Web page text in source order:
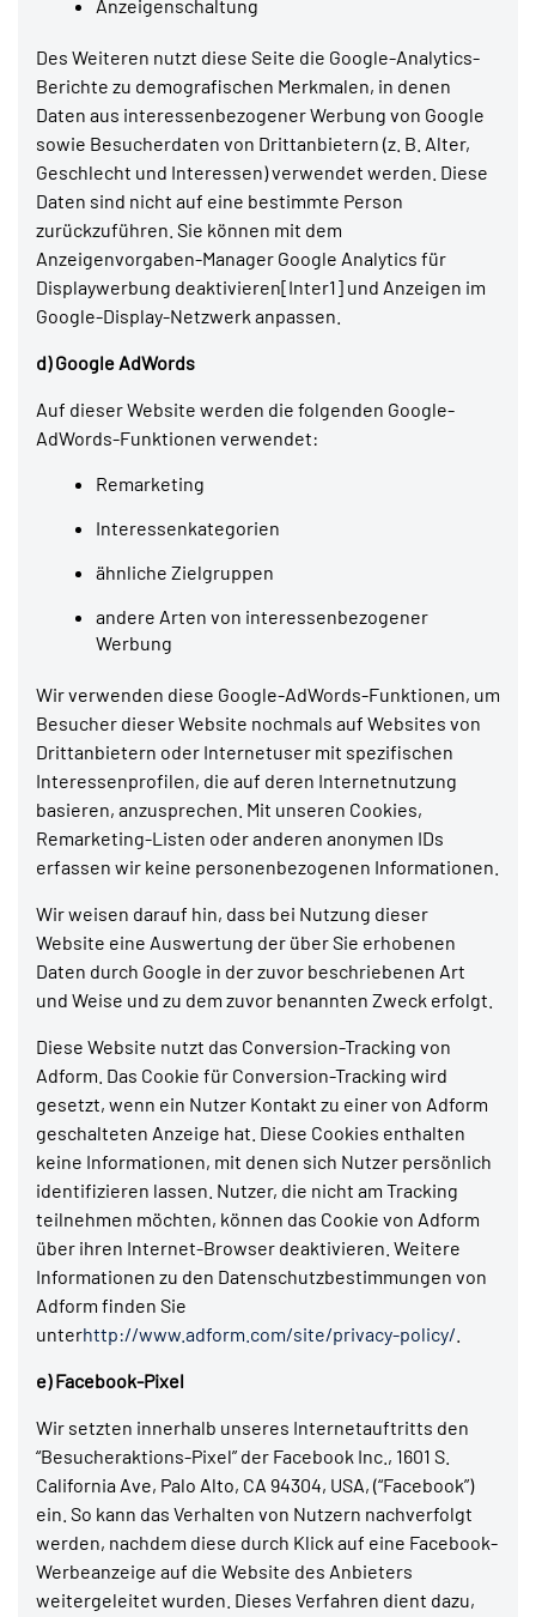
Anzeigenschaltung
Des Weiteren nutzt diese Seite die Google-Analytics-
Berichte zu demografischen Merkmalen, in denen
Daten aus interessenbezogener Werbung von Google
sowie Besucherdaten von Drittanbietern (z. B. Alter,
Geschlecht und Interessen) verwendet werden. Diese
Daten sind nicht auf eine bestimmte Person
zurückzuführen. Sie können mit dem
Anzeigenvorgaben-Manager Google Analytics für
Displaywerbung deaktivieren[Inter1] und Anzeigen im
Google-Display-Netzwerk anpassen.
d) Google AdWords
Auf dieser Website werden die folgenden Google-
AdWords-Funktionen verwendet:
Remarketing
Interessenkategorien
ähnliche Zielgruppen
andere Arten von interessenbezogener
Werbung
Wir verwenden diese Google-AdWords-Funktionen, um
Besucher dieser Website nochmals auf Websites von
Drittanbietern oder Internetuser mit spezifischen
Interessenprofilen, die auf deren Internetnutzung
basieren, anzusprechen. Mit unseren Cookies,
Remarketing-Listen oder anderen anonymen IDs
erfassen wir keine personenbezogenen Informationen.
Wir weisen darauf hin, dass bei Nutzung dieser
Website eine Auswertung der über Sie erhobenen
Daten durch Google in der zuvor beschriebenen Art
und Weise und zu dem zuvor benannten Zweck erfolgt.
Diese Website nutzt das Conversion-Tracking von
Adform. Das Cookie für Conversion-Tracking wird
gesetzt, wenn ein Nutzer Kontakt zu einer von Adform
geschalteten Anzeige hat. Diese Cookies enthalten
keine Informationen, mit denen sich Nutzer persönlich
identifizieren lassen. Nutzer, die nicht am Tracking
teilnehmen möchten, können das Cookie von Adform
über ihren Internet-Browser deaktivieren. Weitere
Informationen zu den Datenschutzbestimmungen von
Adform finden Sie
unterhttp://www.adform.com/site/privacy-policy/
e) Facebook-Pixel
Wir setzten innerhalb unseres Internetauftritts den
“Besucheraktions-Pixel” der Facebook Inc., 1601 S.
California Ave, Palo Alto, CA 94304, USA, (“Facebook”)
ein. So kann das Verhalten von Nutzern nachverfolgt
werden, nachdem diese durch Klick auf eine Facebook-
Werbeanzeige auf die Website des Anbieters
weitergeleitet wurden. Dieses Verfahren dient dazu,